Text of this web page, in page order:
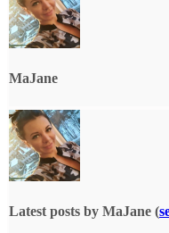
MaJane
Latest posts by MaJane (